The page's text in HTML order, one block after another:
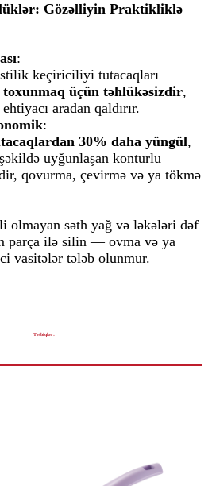
Gözəlliyin Praktikliklə
:
keçiriciliyi tutacaqları
toxunmaq üçün təhlükəsizdir,
aradan qaldırır.
:
30% daha yüngül,
uyğunlaşan konturlu
qovurma, çevirmə və ya tökmə
olmayan səth yağ və ləkələri dəf
parça ilə silin — ovma və ya
vasitələr tələb olunmur.
Tətbiqlər: